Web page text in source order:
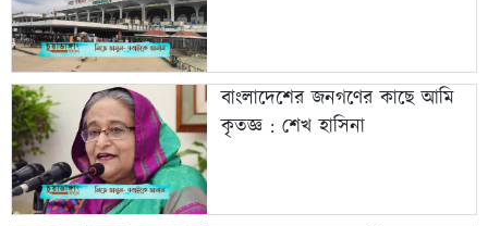
বাংলাদেশের জনগণের কাছে আমি
কৃতজ্ঞ : শেখ হাসিনা